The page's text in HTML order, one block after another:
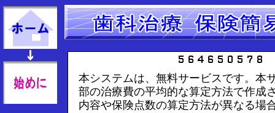
本システムは、無料サービスです。本
部の治療費の平均的な算定方法で作成
内容や保険点数の算定方法が異なる場